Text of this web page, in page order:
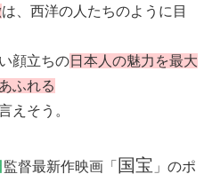
は、西洋の人たちのように目
顔立ちの日本人の魅力を最大
ふれる
えそう。
監督最新作映画「 国宝 」のポ